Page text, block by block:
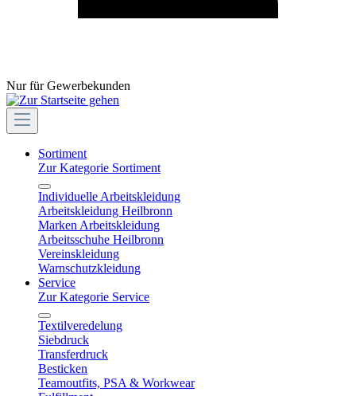
Nur für Gewerbekunden
Sortiment
Zur Kategorie Sortiment
Individuelle Arbeitskleidung
Arbeitskleidung Heilbronn
Marken Arbeitskleidung
Arbeitsschuhe Heilbronn
Vereinskleidung
Warnschutzkleidung
Service
Zur Kategorie Service
Textilveredelung
Siebdruck
Transferdruck
Besticken
Teamoutfits, PSA & Workwear